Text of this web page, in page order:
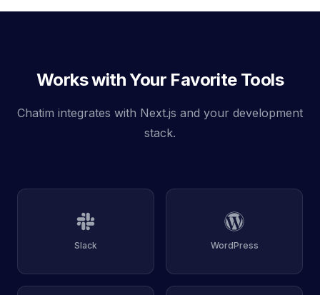
Works with Your Favorite Tools
Chatim integrates with Next.js and your development
stack.
Slack WordPress